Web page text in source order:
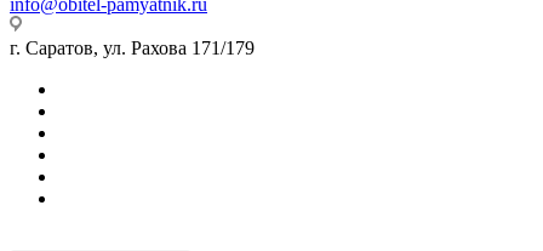
г. Саратов, ул. Рахова 171/179